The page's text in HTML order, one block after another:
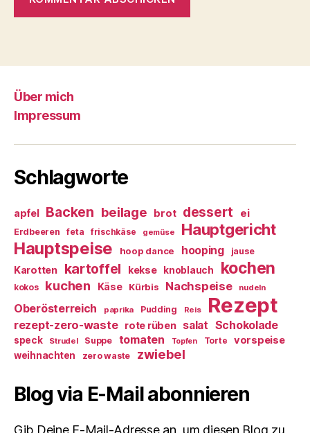
Über mich
Impressum
Schlagworte
apfel Backen beilage brot dessert ei
Erdbeeren feta frischkäse gemüse Hauptgericht
Hauptspeise hoop dance hooping jause
Karotten kartoffel kekse knoblauch kochen
kokos kuchen Käse Kürbis Nachspeise nudeln
Oberösterreich paprika Pudding Reis Rezept
rezept-zero-waste rote rüben salat Schokolade
speck Strudel Suppe tomaten Topfen Torte vorspeise
weihnachten zero waste zwiebel
Blog via E-Mail abonnieren
Gib Deine E-Mail-Adresse an, um diesen Blog zu